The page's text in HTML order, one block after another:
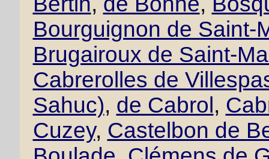
Bourguignon de Saint-
Brugairoux de Saint-
Cabrerolles de
Sahuc), de Cabrol ,
Cuzey, Castelbon de